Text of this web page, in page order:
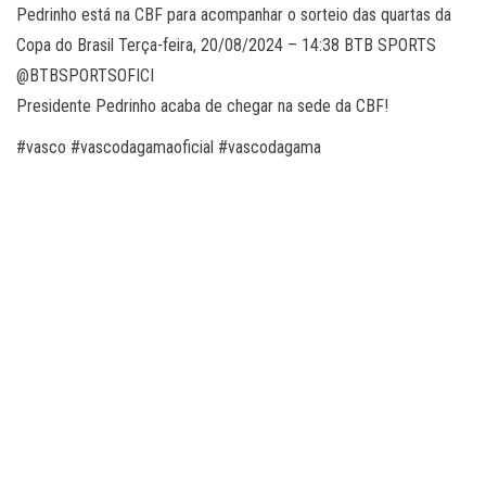
Pedrinho está na CBF para acompanhar o sorteio das quartas da
Copa do Brasil Terça-feira, 20/08/2024 – 14:38 BTB SPORTS
@BTBSPORTSOFICI
Presidente Pedrinho acaba de chegar na sede da CBF!
#vasco #vascodagamaoficial #vascodagama